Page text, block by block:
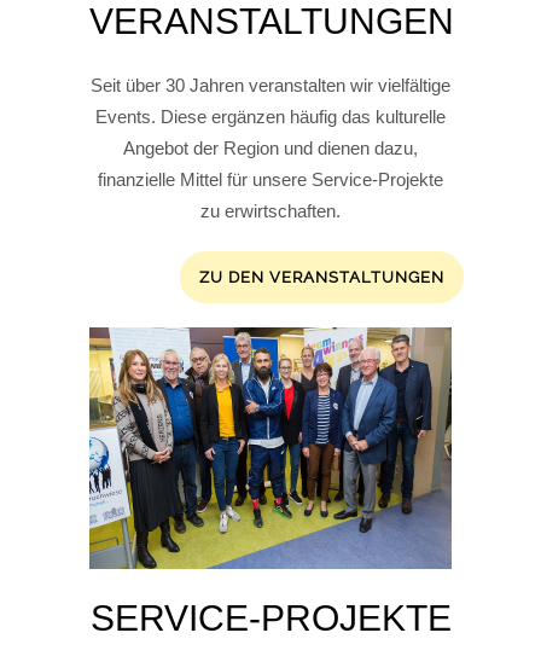
VERANSTALTUNGEN
Seit über 30 Jahren veranstalten wir vielfältige
Events. Diese ergänzen häufig das kulturelle
Angebot der Region und dienen dazu,
finanzielle Mittel für unsere Service-Projekte
zu erwirtschaften.
ZU DEN VERANSTALTUNGEN
SERVICE-PROJEKTE